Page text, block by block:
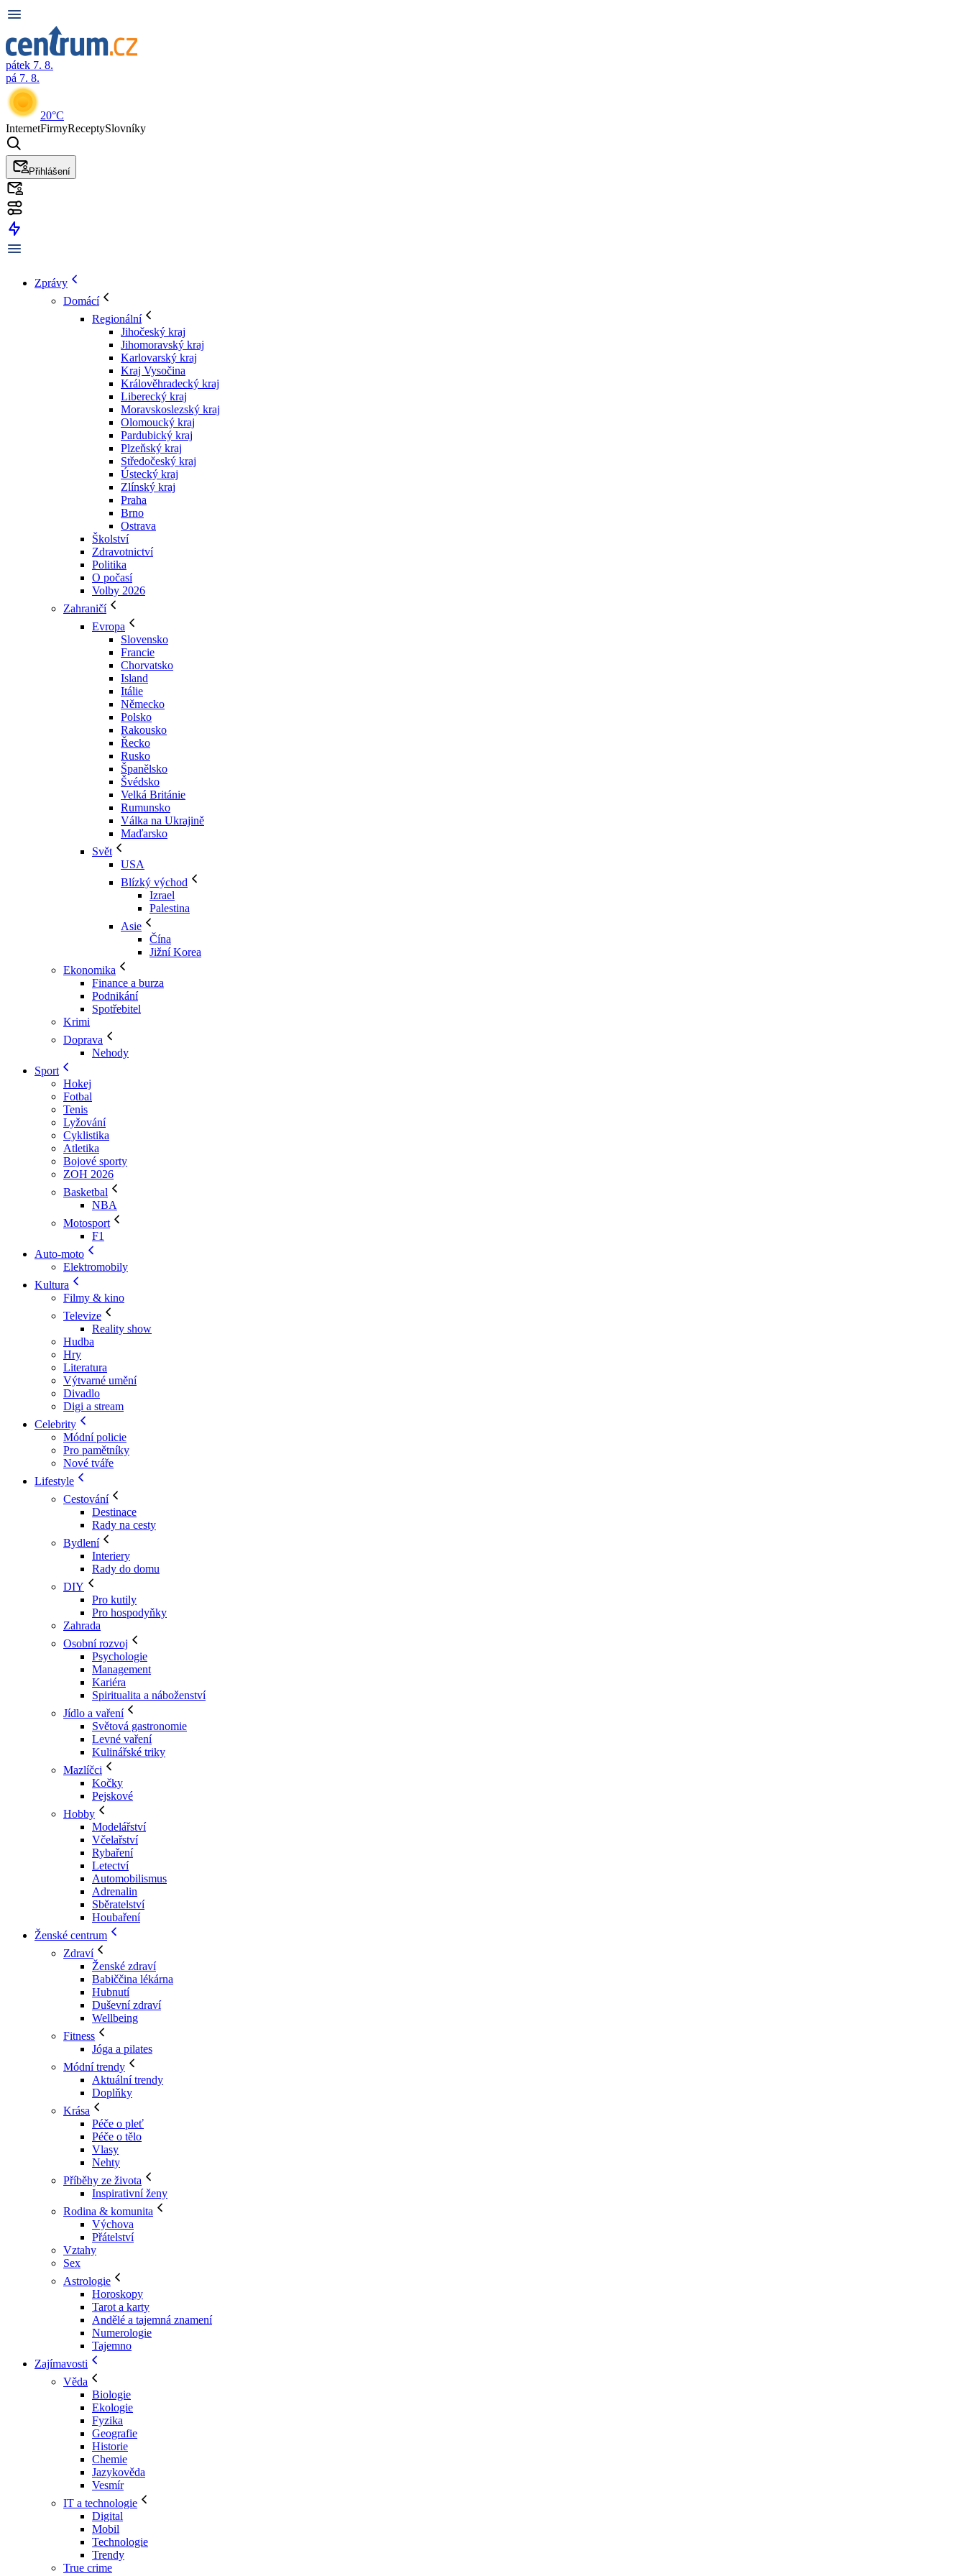
pátek 7. 8.
pá 7. 8.
20°C
InternetFirmyReceptySlovníky
Přihlášení
Zprávy
Domácí
Regionální
Jihočeský kraj
Jihomoravský kraj
Karlovarský kraj
Kraj Vysočina
Králověhradecký kraj
Liberecký kraj
Moravskoslezský kraj
Olomoucký kraj
Pardubický kraj
Plzeňský kraj
Středočeský kraj
Ústecký kraj
Zlínský kraj
Praha
Brno
Ostrava
Školství
Zdravotnictví
Politika
O počasí
Volby 2026
Zahraničí
Evropa
Slovensko
Francie
Chorvatsko
Island
Itálie
Německo
Polsko
Rakousko
Řecko
Rusko
Španělsko
Švédsko
Velká Británie
Rumunsko
Válka na Ukrajině
Maďarsko
Svět
USA
Blízký východ
Izrael
Palestina
Asie
Čína
Jižní Korea
Ekonomika
Finance a burza
Podnikání
Spotřebitel
Krimi
Doprava
Nehody
Sport
Hokej
Fotbal
Tenis
Lyžování
Cyklistika
Atletika
Bojové sporty
ZOH 2026
Basketbal
NBA
Motosport
F1
Auto-moto
Elektromobily
Kultura
Filmy & kino
Televize
Reality show
Hudba
Hry
Literatura
Výtvarné umění
Divadlo
Digi a stream
Celebrity
Módní policie
Pro pamětníky
Nové tváře
Lifestyle
Cestování
Destinace
Rady na cesty
Bydlení
Interiery
Rady do domu
DIY
Pro kutily
Pro hospodyňky
Zahrada
Osobní rozvoj
Psychologie
Management
Kariéra
Spiritualita a náboženství
Jídlo a vaření
Světová gastronomie
Levné vaření
Kulinářské triky
Mazlíčci
Kočky
Pejskové
Hobby
Modelářství
Včelařství
Rybaření
Letectví
Automobilismus
Adrenalin
Sběratelství
Houbaření
Ženské centrum
Zdraví
Ženské zdraví
Babiččina lékárna
Hubnutí
Duševní zdraví
Wellbeing
Fitness
Jóga a pilates
Módní trendy
Aktuální trendy
Doplňky
Krása
Péče o pleť
Péče o tělo
Vlasy
Nehty
Příběhy ze života
Inspirativní ženy
Rodina & komunita
Výchova
Přátelství
Vztahy
Sex
Astrologie
Horoskopy
Tarot a karty
Andělé a tajemná znamení
Numerologie
Tajemno
Zajímavosti
Věda
Biologie
Ekologie
Fyzika
Geografie
Historie
Chemie
Jazykověda
Vesmír
IT a technologie
Digital
Mobil
Technologie
Trendy
True crime